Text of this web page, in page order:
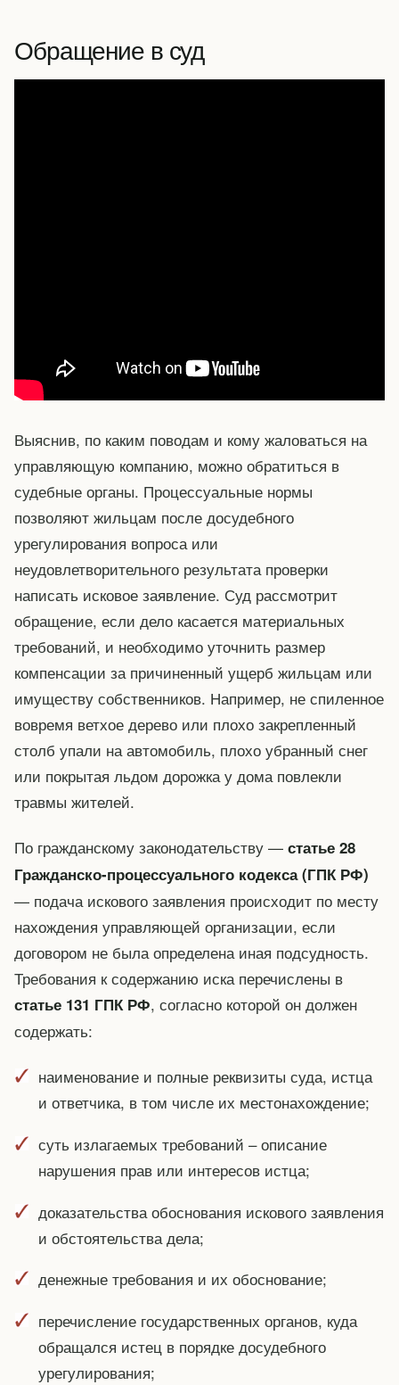
Обращение в суд
Выяснив, по каким поводам и кому жаловаться на
управляющую компанию, можно обратиться в
судебные органы. Процессуальные нормы
позволяют жильцам после досудебного
урегулирования вопроса или
неудовлетворительного результата проверки
написать исковое заявление. Суд рассмотрит
обращение, если дело касается материальных
требований, и необходимо уточнить размер
компенсации за причиненный ущерб жильцам или
имуществу собственников. Например, не спиленное
вовремя ветхое дерево или плохо закрепленный
столб упали на автомобиль, плохо убранный снег
или покрытая льдом дорожка у дома повлекли
травмы жителей.
По гражданскому законодательству — статье 28
Гражданско-процессуального кодекса (ГПК РФ)
— подача искового заявления происходит по месту
нахождения управляющей организации, если
договором не была определена иная подсудность.
Требования к содержанию иска перечислены в
статье 131 ГПК РФ, согласно которой он должен
содержать:
наименование и полные реквизиты суда, истца
и ответчика, в том числе их местонахождение;
суть излагаемых требований – описание
нарушения прав или интересов истца;
доказательства обоснования искового заявления
и обстоятельства дела;
денежные требования и их обоснование;
перечисление государственных органов, куда
обращался истец в порядке досудебного
урегулирования;